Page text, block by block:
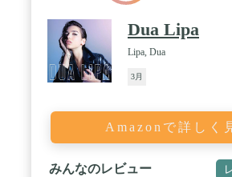
Dua Lipa
Lipa, Dua
3月
Amazonで詳しく
みんなのレビュー